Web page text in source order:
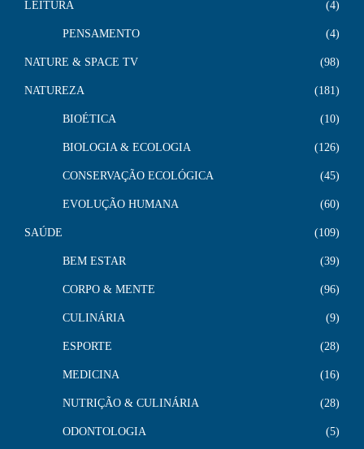
LEITURA 4
PENSAMENTO 4
NATURE & SPACE TV 98
NATUREZA 181
BIOÉTICA 10
BIOLOGIA & ECOLOGIA 126
CONSERVAÇÃO ECOLÓGICA 45
EVOLUÇÃO HUMANA 60
SAÚDE 109
BEM ESTAR 39
CORPO & MENTE 96
CULINÁRIA 9
ESPORTE 28
MEDICINA 16
NUTRIÇÃO & CULINÁRIA 28
ODONTOLOGIA 5